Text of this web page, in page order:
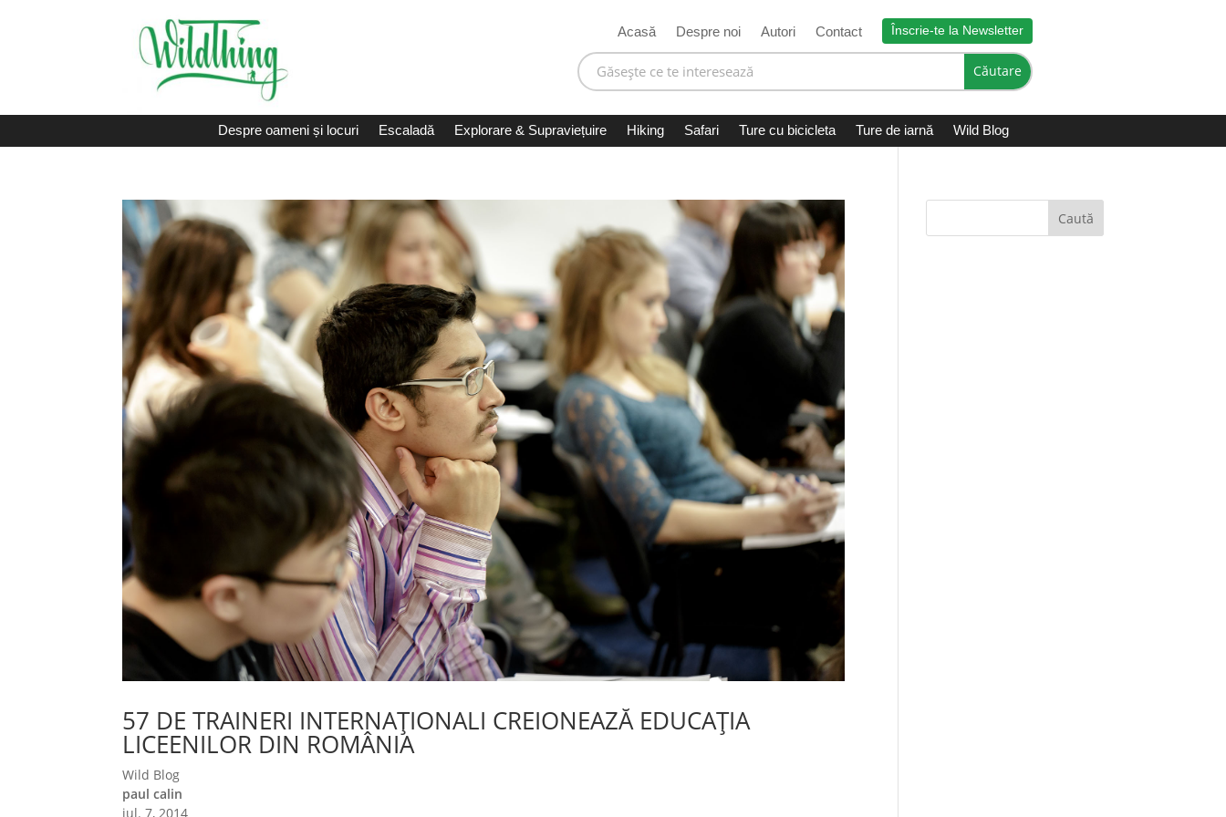
Acasă Despre noi Autori Contact Înscrie-te la Newsletter
Despre oameni și locuri Escaladă Explorare & Supraviețuire Hiking Safari Ture cu bicicleta Ture de iarnă Wild Blog
57 DE TRAINERI INTERNAȚIONALI CREIONEAZĂ EDUCAȚIA
LICEENILOR DIN ROMÂNIA
paul calin
iul. 7, 2014
Wild Blog
Caută